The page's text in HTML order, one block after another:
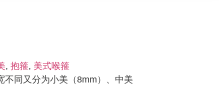
, 抱箍, 美式喉箍
同又分为小美（8mm）、中美